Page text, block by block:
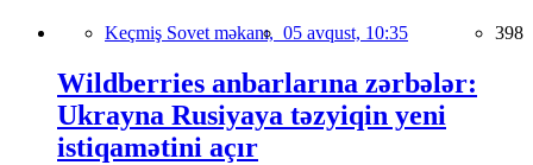
Keçmiş Sovet məkanı, 05 avqust, 10:35 398
Wildberries anbarlarına zərbələr:
Ukrayna Rusiyaya təzyiqin yeni
istiqamətini açır